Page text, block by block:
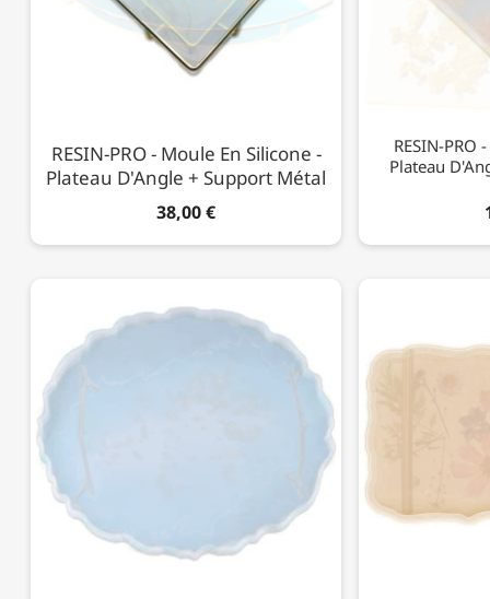
RESIN-PRO - Moule En Silicone -
Plateau D'Angle + Support Métal
38,00 €
RESIN-PRO
Plateau